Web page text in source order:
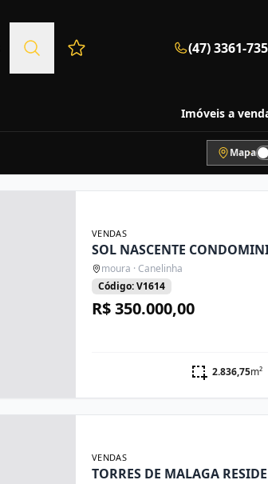
Favoritos (0 itens) (47) 3361-
Imóveis a
Mapa
VENDAS
SOL NASCENTE
moura · Canelinha
Código: V1614
R$ 350.000,00
2.836,75m²
VENDAS
TORRES DE MALAGA